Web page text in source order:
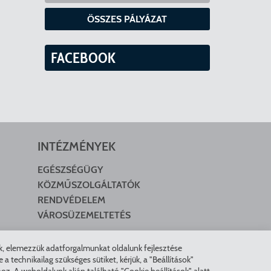
ÖSSZES PÁLYÁZAT
FACEBOOK
INTÉZMÉNYEK
EGÉSZSÉGÜGY
KÖZMŰSZOLGÁLTATÓK
RENDVÉDELEM
VÁROSÜZEMELTETÉS
elemezzük adatforgalmunkat oldalunk fejlesztése
szükséges sütiket, kérjük, a "Beállítások"